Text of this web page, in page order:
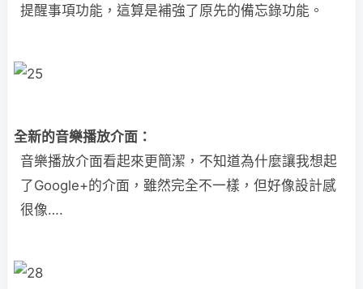
提醒事項功能，這算是補強了原先的備忘錄功能。
全新的音樂播放介面：
音樂播放介面看起來更簡潔，不知道為什麼讓我想起
了Google+的介面，雖然完全不一樣，但好像設計感
很像….